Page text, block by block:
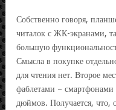
Собственно говоря,
читалок с ЖК-экранами,
большую
Смысла в покупке
для чтения нет. Второе
фаблетами – смартфонами
дюймов. Получается,